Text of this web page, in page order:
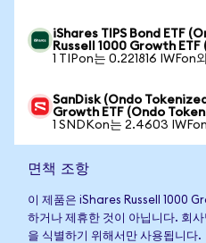
iShares TIPS Bond ETF
Russell 1000 Growth
1 TIPon는 0.221816 IWFon
SanDisk (Ondo
Growth ETF (Ondo
1 SNDKon는 2.4603
면책 조항
이 제품은 iShares Russell 1000
하거나 제휴한 것이 아닙니다. 회
을 식별하기 위해서만 사용됩니다.